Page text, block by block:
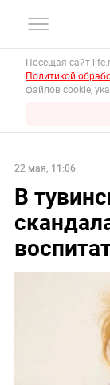
Посещая сайт
Политикой
файлов cookie,
22 мая, 11:06
В